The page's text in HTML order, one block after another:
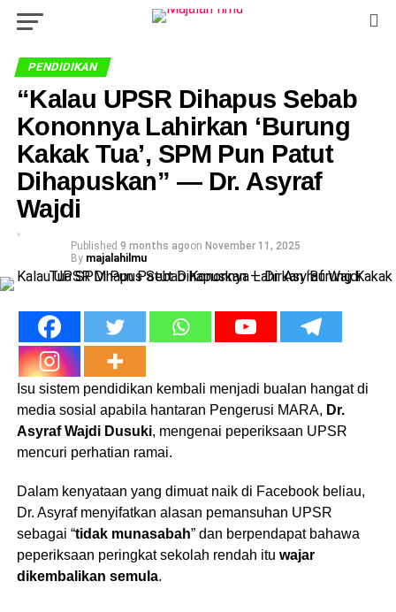
PENDIDIKAN
“Kalau UPSR Dihapus Sebab
Kononnya Lahirkan ‘Burung
Kakak Tua’, SPM Pun Patut
Dihapuskan” — Dr. Asyraf
Wajdi
Published 9 months agoon November 11, 2025
By majalahilmu
Isu sistem pendidikan kembali menjadi bualan hangat di
media sosial apabila hantaran Pengerusi MARA, Dr.
Asyraf Wajdi Dusuki, mengenai peperiksaan UPSR
mencuri perhatian ramai.
Dalam kenyataan yang dimuat naik di Facebook beliau,
Dr. Asyraf menyifatkan alasan pemansuhan UPSR
sebagai “tidak munasabah” dan berpendapat bahawa
peperiksaan peringkat sekolah rendah itu wajar
dikembalikan semula.